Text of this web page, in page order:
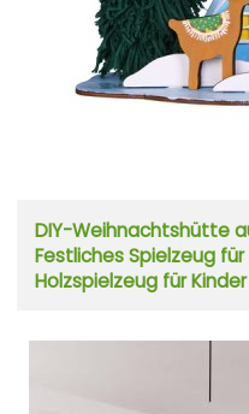
DIY-Weihnachtshütte
Festliches Spielzeug
Holzspielzeug für Kinder